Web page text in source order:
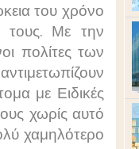
του χρόνο
τους. Με την
πολίτες των
με Ειδικές
χωρίς αυτό
χαμηλότερο